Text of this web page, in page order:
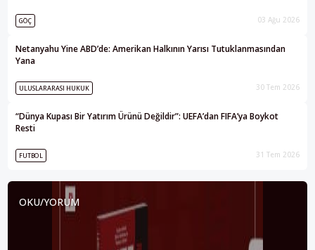
GÖÇ 03 Ağu 2026
Netanyahu Yine ABD’de: Amerikan Halkının Yarısı Tutuklanmasından
Yana
ULUSLARARASI HUKUK 30 Tem 2026
“Dünya Kupası Bir Yatırım Ürünü Değildir”: UEFA’dan FIFA’ya Boykot
Resti
FUTBOL 31 Tem 2026
OKU/YORUM